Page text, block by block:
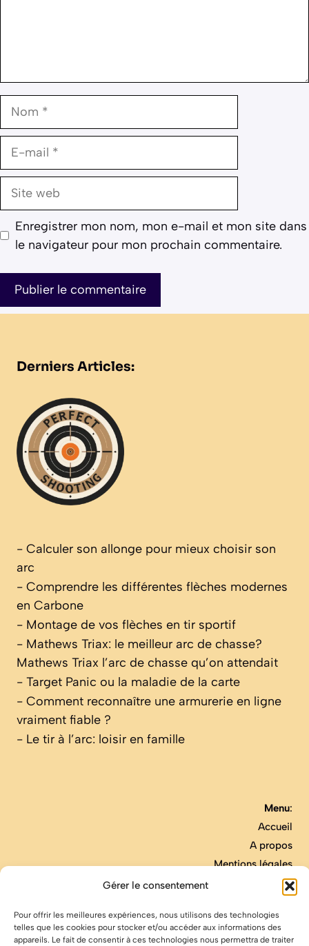
Gérer le consentement
Pour offrir les meilleures expériences, nous utilisons des technologies
telles que les cookies pour stocker et/ou accéder aux informations des
appareils. Le fait de consentir à ces technologies nous permettra de traiter
Nom
E-
Site
Enregistrer mon nom, mon e-mail et mon site dans
le navigateur pour mon prochain commentaire.
Derniers Articles:
- Calculer son allonge pour mieux choisir son
arc
- Comprendre les différentes flèches modernes
en Carbone
- Montage de vos flèches en tir sportif
- Mathews Triax: le meilleur arc de chasse?
Mathews Triax l’arc de chasse qu’on attendait
- Target Panic ou la maladie de la carte
- Comment reconnaître une armurerie en ligne
vraiment fiable ?
- Le tir à l’arc: loisir en famille
Menu:
Accueil
A propos
Mentions légales
Contact